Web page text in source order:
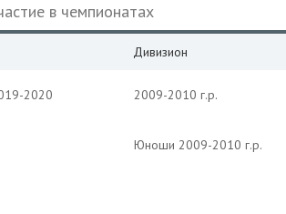
в чемпионатах
Дивизион
2020 2009-2010 г.р.
Юноши 2009-2010 г.р.